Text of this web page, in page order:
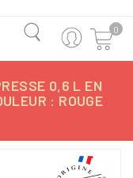
0
0,6 L EN
: ROUGE